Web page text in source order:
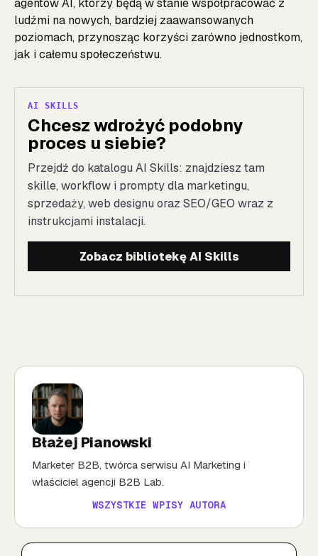
agentów AI, którzy będą w stanie współpracować z
ludźmi na nowych, bardziej zaawansowanych
poziomach, przynosząc korzyści zarówno jednostkom,
jak i całemu społeczeństwu.
AI SKILLS
Chcesz wdrożyć podobny
proces u siebie?
Przejdź do katalogu AI Skills: znajdziesz tam
skille, workflow i prompty dla marketingu,
sprzedaży, web designu oraz SEO/GEO wraz z
instrukcjami instalacji.
Zobacz bibliotekę AI Skills
Błażej Pianowski
Marketer B2B, twórca serwisu AI Marketing i
właściciel agencji B2B Lab.
WSZYSTKIE WPISY AUTORA